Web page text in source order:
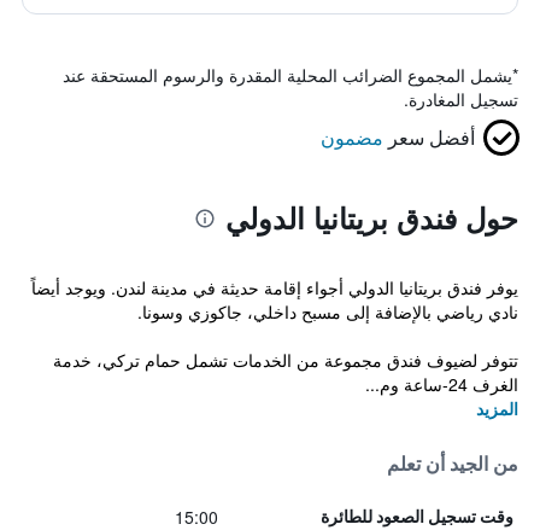
*يشمل المجموع الضرائب المحلية المقدرة والرسوم المستحقة عند
تسجيل المغادرة.
أفضل سعر مضمون
حول فندق بريتانيا الدولي
يوفر فندق بريتانيا الدولي أجواء إقامة حديثة في مدينة لندن. ويوجد أيضاً
نادي رياضي بالإضافة إلى مسبح داخلي، جاكوزي وسونا.
تتوفر لضيوف فندق مجموعة من الخدمات تشمل حمام تركي، خدمة
الغرف 24-ساعة وم...
المزيد
من الجيد أن تعلم
وقت تسجيل الصعود للطائرة 15:00